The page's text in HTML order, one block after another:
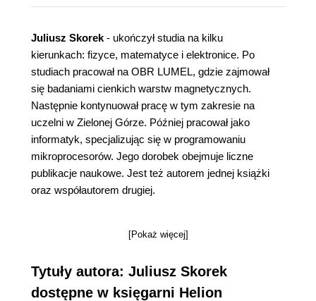
Juliusz Skorek - ukończył studia na kilku
kierunkach: fizyce, matematyce i elektronice. Po
studiach pracował na OBR LUMEL, gdzie zajmował
się badaniami cienkich warstw magnetycznych.
Następnie kontynuował pracę w tym zakresie na
uczelni w Zielonej Górze. Później pracował jako
informatyk, specjalizując się w programowaniu
mikroprocesorów. Jego dorobek obejmuje liczne
publikacje naukowe. Jest też autorem jednej książki
oraz współautorem drugiej.
[Pokaż więcej]
Tytuły autora: Juliusz Skorek
dostępne w księgarni Helion